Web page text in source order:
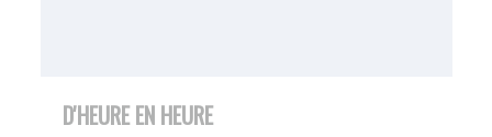
D'HEURE EN HEURE